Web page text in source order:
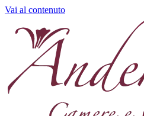
Vai al contenuto